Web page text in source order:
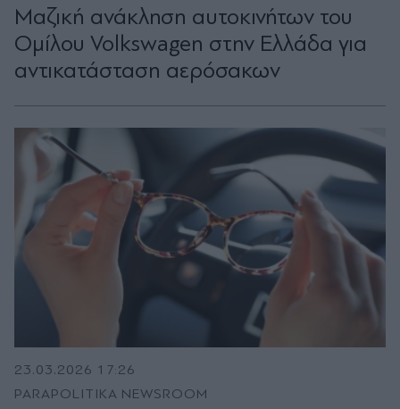
Μαζική ανάκληση αυτοκινήτων του
Ομίλου Volkswagen στην Ελλάδα για
αντικατάσταση αερόσακων
23.03.2026 17:26
PARAPOLITIKA NEWSROOM